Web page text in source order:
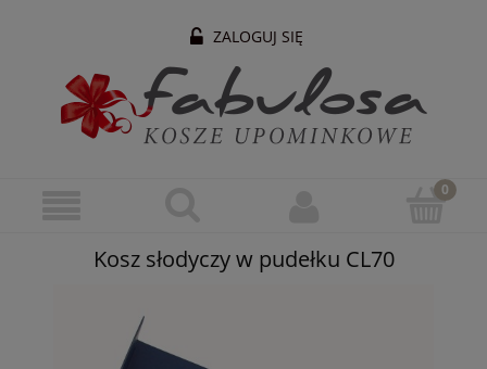
ZALOGUJ SIĘ
Kosz słodyczy w pudełku CL70